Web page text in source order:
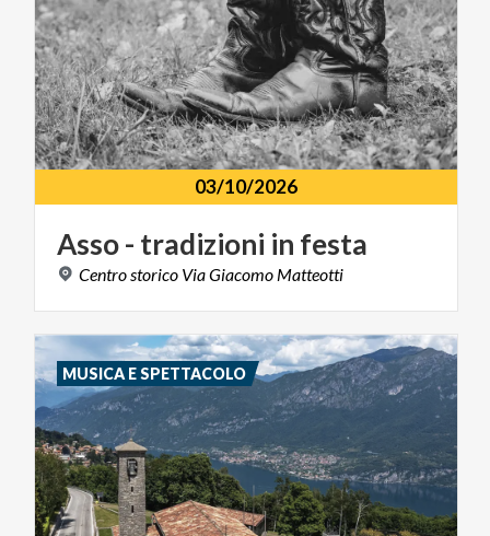
03/10/2026
Asso- tradizioni in festa
Centrostorico ViaGiacomo Matteotti
MUSICA E SPETTACOLO